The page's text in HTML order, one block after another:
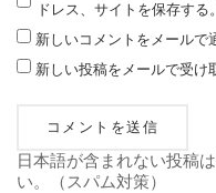
ドレス、サイトを保存する。
新しいコメントをメールで
新しい投稿をメールで受け
日本語が含まれない投稿
い。（スパム対策）